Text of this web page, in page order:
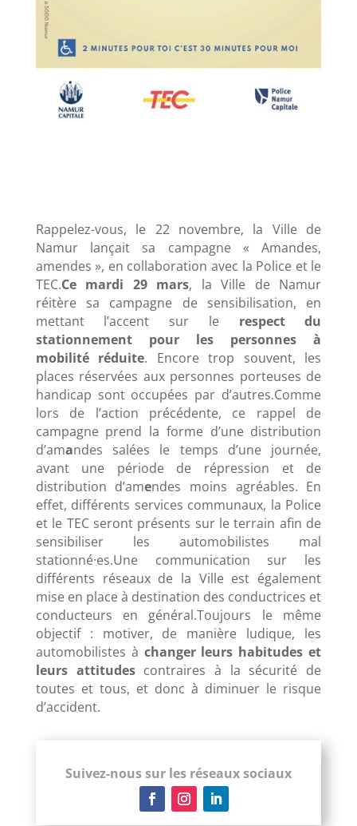
Rappelez-vous, le 22 novembre, la Ville de
Namur lançait sa campagne « Amandes,
amendes », en collaboration avec la Police et le
TEC.Ce mardi 29 mars, la Ville de Namur
réitère sa campagne de sensibilisation, en
mettant l’accent sur lerespect du
stationnement pour les personnes à
mobilité réduite. Encore trop souvent, les
places réservées aux personnes porteuses de
handicap sont occupées par d’autres.Comme
lors de l’action précédente, ce rappel de
campagne prend la forme d’une distribution
d’amandes salées le temps d’une journée,
avant une période de répression et de
distribution d’amendes moins agréables. En
effet, différents services communaux, la Police
et le TEC seront présents sur le terrain afin de
sensibiliser les automobilistes mal
stationné·es.Une communication sur les
différents réseaux de la Ville est également
mise en place à destination des conductrices et
conducteurs en général.Toujours le même
objectif : motiver, de manière ludique, les
automobilistes à changer leurs habitudes et
leurs attitudescontraires à la sécurité de
toutes et tous, et donc à diminuer le risque
d’accident.
Suivez-nous sur les réseaux sociaux